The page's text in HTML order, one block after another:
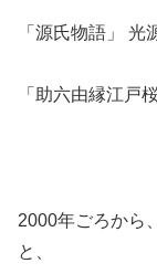
「源氏物語」 光
「助六由縁江戸
2000年ごろから
と、